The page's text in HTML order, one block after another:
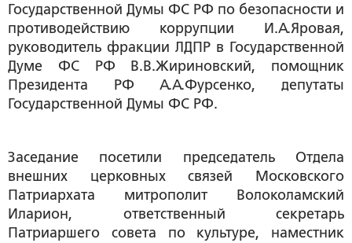
Государственной Думы ФС РФ по безопасности и
противодействию коррупции И.А.Яровая,
руководитель фракции ЛДПР в Государственной
Думе ФС РФ В.В.Жириновский, помощник
Президента РФ А.А.Фурсенко, депутаты
Государственной Думы ФС РФ.
Заседание посетили председатель Отдела
внешних церковных связей Московского
Патриархата митрополит Волоколамский
Иларион, ответственный секретарь
Патриаршего совета по культуре, наместник